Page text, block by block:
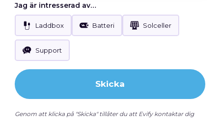
Jag är intresserad av…
Laddbox Batteri Solceller
Support
Skicka
Genom att klicka på "Skicka" tillåter du att Evify kontaktar dig